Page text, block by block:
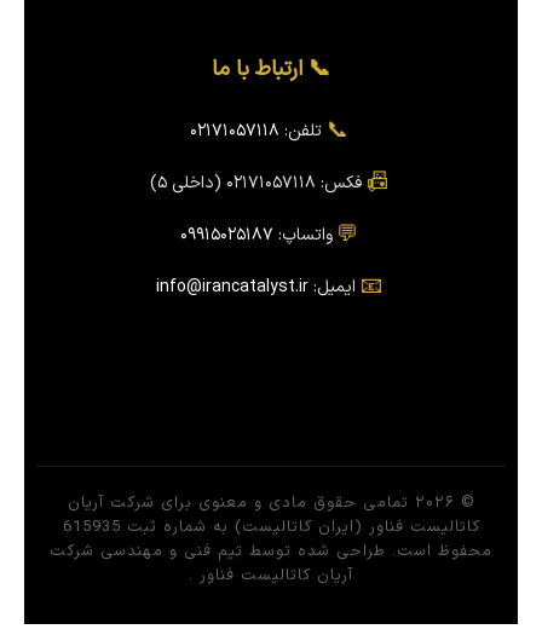
📞 ارتباط با ما
📞 تلفن: ۰۲۱۷۱۰۵۷۱۱۸
📠 فکس: ۰۲۱۷۱۰۵۷۱۱۸ (داخلی ۵)
💬 واتساپ: ۰۹۹۱۵۰۲۵۱۸۷
📧 ایمیل:info@irancatalyst.ir
© ۲۰۲۶ تمامی حقوق مادی و معنوی برای شرکت آریان
کاتالیست فناور (ایران کاتالیست) به شماره ثبت 615935
محفوظ است. طراحی شده توسط تیم فنی و مهندسی شرکت
آریان کاتالیست فناور .